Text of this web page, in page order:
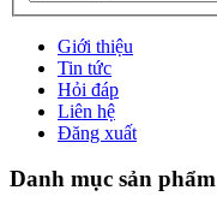
Giới thiệu
Tin tức
Hỏi đáp
Liên hệ
Đăng xuất
Danh mục sản phẩm